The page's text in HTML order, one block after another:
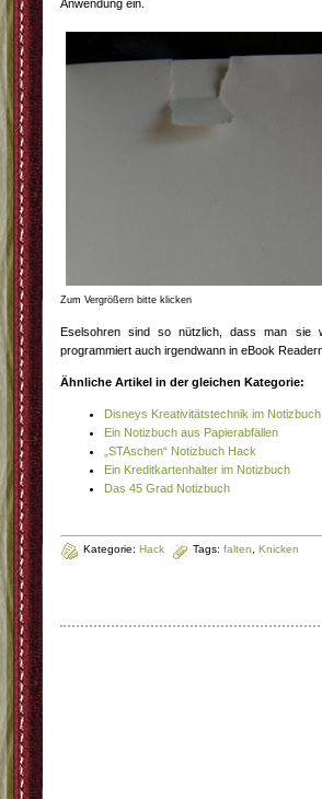
Anwendung ein.
Zum Vergrößern bitte klicken
Eselsohren sind so nützlich, dass man sie
programmiert auch irgendwann in eBook
Ähnliche Artikel in der gleichen Kategorie:
Disneys Kreativitätstechnik im Notizbuch
Ein Notizbuch aus Papierabfällen
„STAschen“ Notizbuch Hack
Ein Kreditkartenhalter im Notizbuch
Das 45 Grad Notizbuch
Kategorie: Hack Tags: falten Knicken